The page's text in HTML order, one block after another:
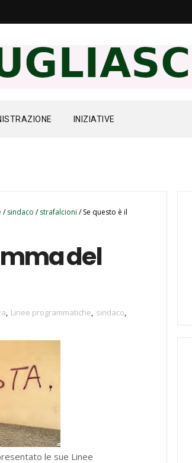
INIZIATIVE
/ sindaco / strafalcioni / Se questo è il
del
, Linee programmatiche, sindaco,
le sue Linee